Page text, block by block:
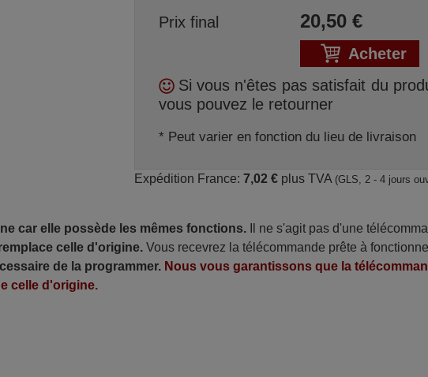
Prix final
20,50€
Acheter
Si vous n'êtes pas satisfait du
vous pouvez le retourner
* Peut varier en fonction du lieu de livraison
Expédition France: 7,02 €plus TVA (GLS, 2 - 4 jours
car elle possède les mêmes fonctions. Il ne s'agit pas d'une
celle d'origine. Vous recevrez la télécommande prête à
de la programmer. Nous vous garantissons que la
celle d'origine.